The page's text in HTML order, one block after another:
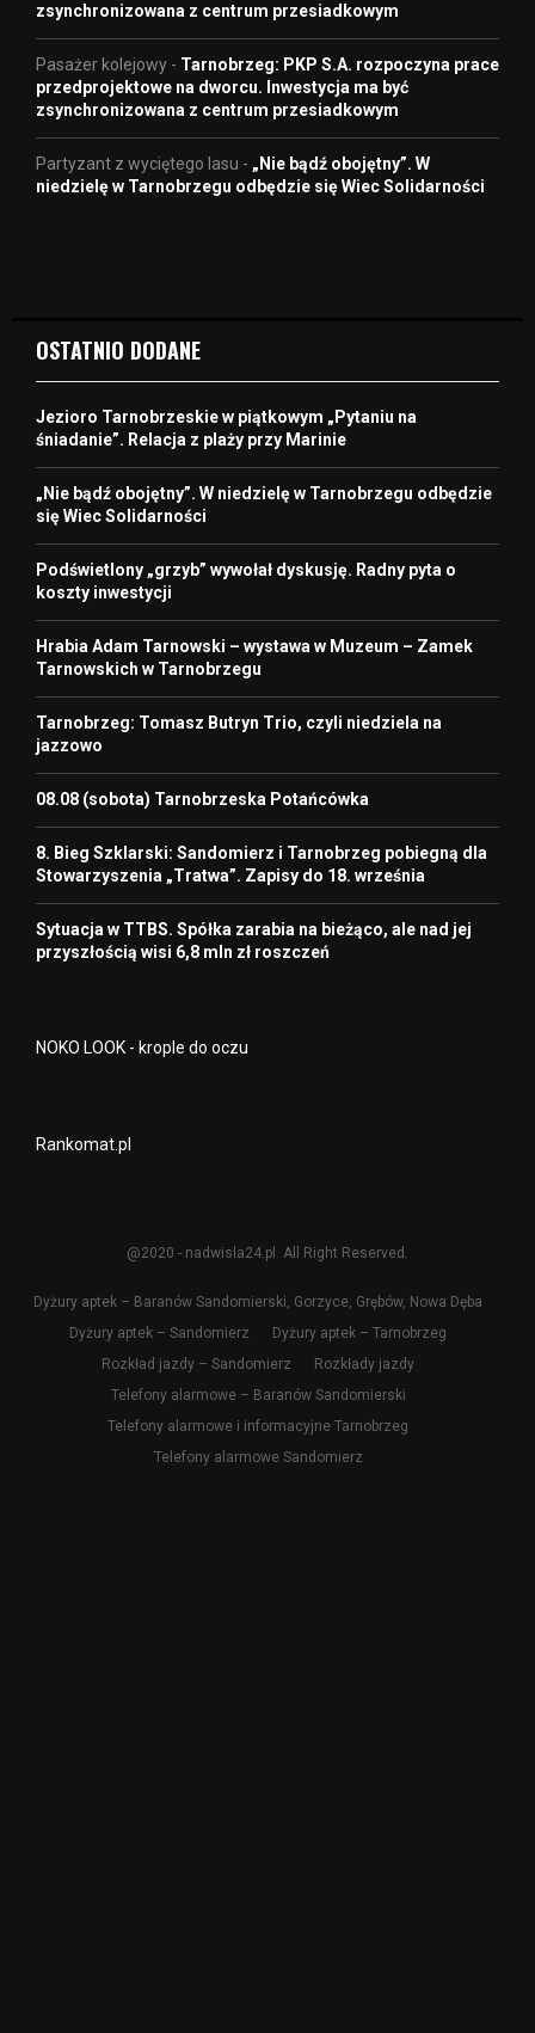
zsynchronizowana z centrum przesiadkowym
Pasażer kolejowy - Tarnobrzeg: PKP S.A. rozpoczyna prace
przedprojektowe na dworcu. Inwestycja ma być
zsynchronizowana z centrum przesiadkowym
Partyzant z wyciętego lasu - „Nie bądź obojętny”. W
niedzielę w Tarnobrzegu odbędzie się Wiec Solidarności
OSTATNIO DODANE
Jezioro Tarnobrzeskie w piątkowym „Pytaniu na
śniadanie”. Relacja z plaży przy Marinie
„Nie bądź obojętny”. W niedzielę w Tarnobrzegu odbędzie
się Wiec Solidarności
Podświetlony „grzyb” wywołał dyskusję. Radny pyta o
koszty inwestycji
Hrabia Adam Tarnowski – wystawa w Muzeum – Zamek
Tarnowskich w Tarnobrzegu
Tarnobrzeg: Tomasz Butryn Trio, czyli niedziela na
jazzowo
08.08 (sobota) Tarnobrzeska Potańcówka
8. Bieg Szklarski: Sandomierz i Tarnobrzeg pobiegną dla
Stowarzyszenia „Tratwa”. Zapisy do 18. września
Sytuacja w TTBS. Spółka zarabia na bieżąco, ale nad jej
przyszłością wisi 6,8 mln zł roszczeń
NOKO LOOK - krople do oczu
Rankomat.pl
@2020 - nadwisla24.pl. All Right Reserved.
Dyżury aptek – Baranów Sandomierski, Gorzyce, Grębów, Nowa Dęba
Dyżury aptek – Sandomierz
Dyżury aptek – Tarnobrzeg
Rozkład jazdy – Sandomierz
Rozkłady jazdy
Telefony alarmowe – Baranów Sandomierski
Telefony alarmowe i informacyjne Tarnobrzeg
Telefony alarmowe Sandomierz